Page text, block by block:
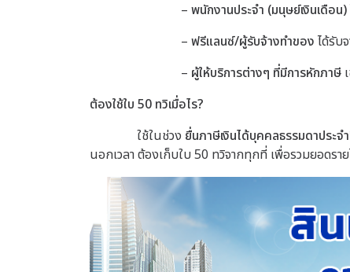
– พนักงานประจำ (มนุษย์เงินเดือน)
– ฟรีแลนซ์/ผู้รับจ้างทำของ ได้รับ
– ผู้ให้บริการต่างๆ ที่มีการหักภาษี
ต้องใช้ใบ 50 ทวิเมื่อไร?
ใช้ในช่วง ยื่นภาษีเงินได้บุคคลธรรมดาประจ
นอกเวลา ต้องเก็บใบ 50 ทวิจากทุกที่ เพื่อรวมยอดรา